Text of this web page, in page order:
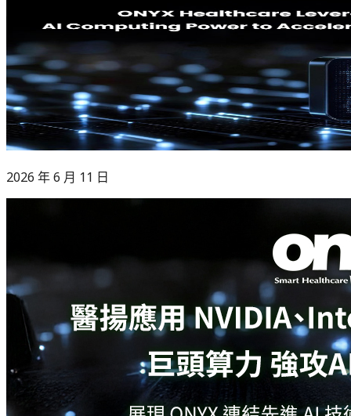
2026 年 6 月 11 日